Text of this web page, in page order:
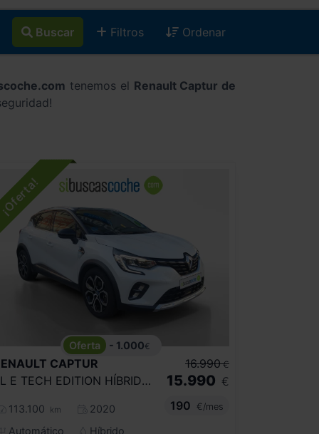
Buscar Filtros Ordenar
tenemos el Renault Captur de
- 1.000€
CAPTUR
SL E TECH EDITION HÍBRIDO ENCHUF. 160CV
113.100 km
2020
Automático
Híbrido
16.990 €
15.990 €
190
€/mes